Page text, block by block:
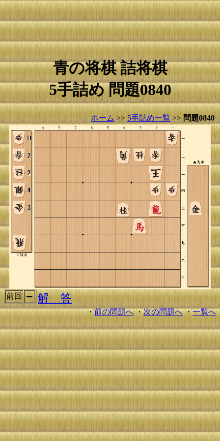
青の将棋 詰将棋
5手詰め 問題0840
ホーム >> 5手詰め一覧 >> 問題0840
前回 解 答
・前の問題へ・次の問題へ・一覧へ